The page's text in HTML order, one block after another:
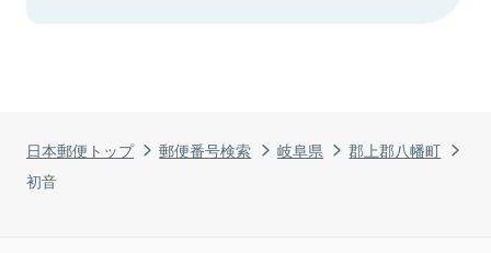
日本郵便トップ 郵便番号検索 岐阜県
郡上郡八幡町
初音